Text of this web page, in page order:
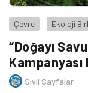
Çevre Ekoloji
“Doğayı
Sivil Sayfalar